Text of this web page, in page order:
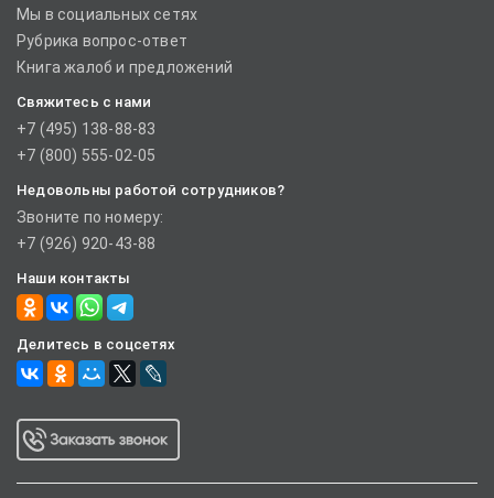
Мы в социальных сетях
Рубрика вопрос-ответ
Книга жалоб и предложений
Свяжитесь с нами
+7 (495) 138-88-83
+7 (800) 555-02-05
Недовольны работой сотрудников?
Звоните по номеру:
+7 (926) 920-43-88
Наши контакты
Делитесь в соцсетях